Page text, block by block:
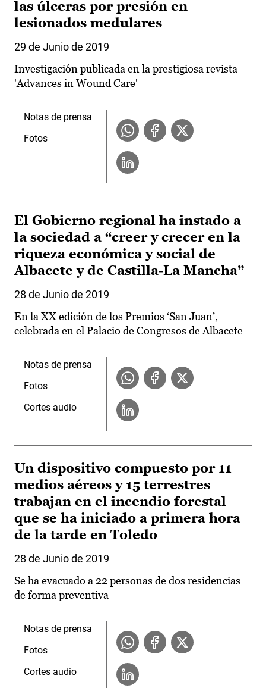
las úlceras por presión en
lesionados medulares
29 de Junio de 2019
Investigación publicada en la prestigiosa revista
'Advances in Wound Care'
Notas de prensa
Fotos
El Gobierno regional ha instado a
la sociedad a “creer y crecer en la
riqueza económica y social de
Albacete y de Castilla-La Mancha”
28 de Junio de 2019
En la XX edición de los Premios ‘San Juan’,
celebrada en el Palacio de Congresos de Albacete
Notas de prensa
Fotos
Cortes audio
Un dispositivo compuesto por 11
medios aéreos y 15 terrestres
trabajan en el incendio forestal
que se ha iniciado a primera hora
de la tarde en Toledo
28 de Junio de 2019
Se ha evacuado a 22 personas de dos residencias
de forma preventiva
Notas de prensa
Fotos
Cortes audio